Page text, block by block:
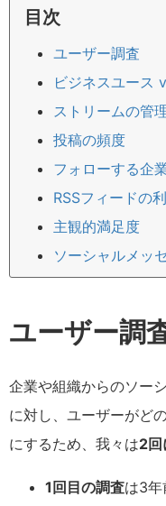
目次
ユーザー調査
ビジネスユース
ストリームの管
投稿の頻度
フォローする企
RSSフィードの
主観的満足度
ソーシャルメッ
ユーザー調
企業や組織からのソー
に対し、ユーザーがど
にするため、我々は2回
1回目の調査は3年